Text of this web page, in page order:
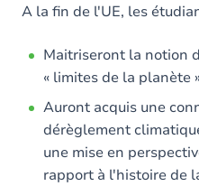
Contenu
Table des matières
A la fin de l'UE, les
Maitriseront la notion
« limites de la planète
Auront acquis une
dérèglement
une mise en
rapport à l'histoire de